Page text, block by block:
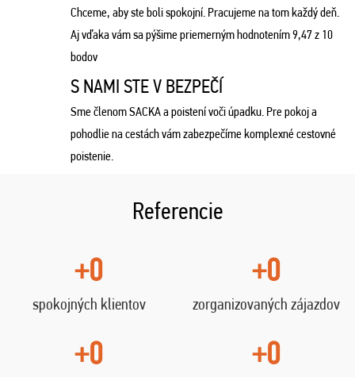
Chceme, aby ste boli spokojní. Pracujeme na tom každý deň.
Aj vďaka vám sa pýšime priemerným hodnotením 9,47 z 10
bodov
S NAMI STE V BEZPEČÍ
Sme členom SACKA a poistení voči úpadku. Pre pokoj a
pohodlie na cestách vám zabezpečíme komplexné cestovné
poistenie.
Referencie
+0
spokojných klientov
+0
zorganizovaných zájazdov
+0 +0